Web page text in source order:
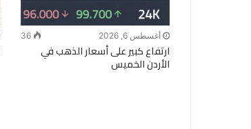
أغسطس 6, 2026 36
ارتفاع كبير على أسعار الذهب في
الأردن الخميس